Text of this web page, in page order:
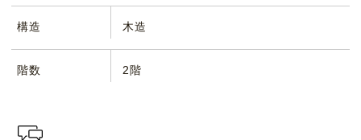
構造 木造
階数 2階